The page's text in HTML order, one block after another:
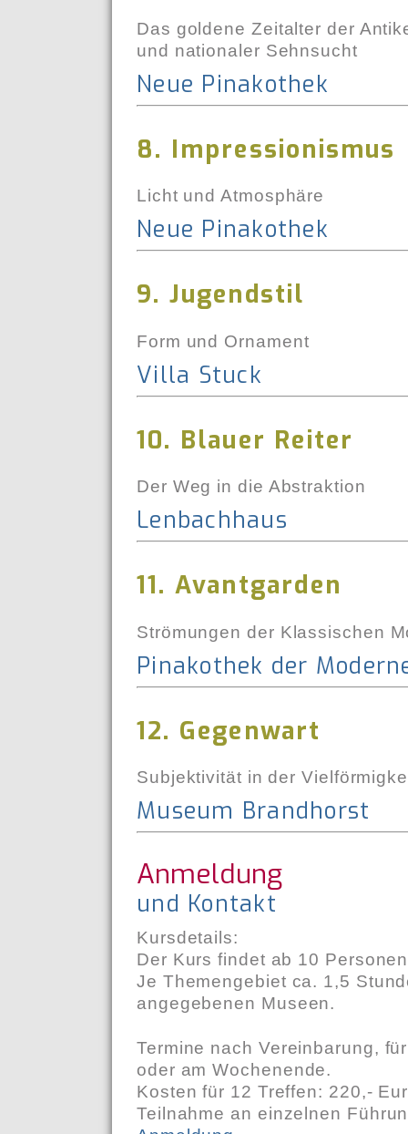
Das goldene Zeitalter der
und nationaler Sehnsucht
Neue Pinakothek
8. Impressionismus
Licht und Atmosphäre
Neue Pinakothek
9. Jugendstil
Form und Ornament
Villa Stuck
10. Blauer Reiter
Der Weg in die Abstraktion
Lenbachhaus
11. Avantgarden
Strömungen der Klassischen
Pinakothek der
12. Gegenwart
Subjektivität in der
Museum Brandhorst
Anmeldung
und Kontakt
Kursdetails:
Der Kurs findet ab 10
Je Themengebiet ca. 1,5
angegebenen Museen.
Termine nach Vereinbarung,
oder am Wochenende.
Kosten für 12 Treffen: 220,-
Teilnahme an einzelnen